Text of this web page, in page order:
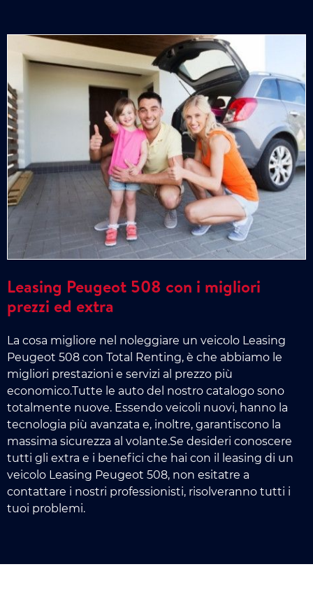
Leasing Peugeot 508 con i migliori
prezzi ed extra
La cosa migliore nel noleggiare un veicolo Leasing
Peugeot 508 con Total Renting, è che abbiamo le
migliori prestazioni e servizi al prezzo più
economico.Tutte le auto del nostro catalogo sono
totalmente nuove. Essendo veicoli nuovi, hanno la
tecnologia più avanzata e, inoltre, garantiscono la
massima sicurezza al volante.Se desideri conoscere
tutti gli extra e i benefici che hai con il leasing di un
veicolo Leasing Peugeot 508, non esitatre a
contattare i nostri professionisti, risolveranno tutti i
tuoi problemi.